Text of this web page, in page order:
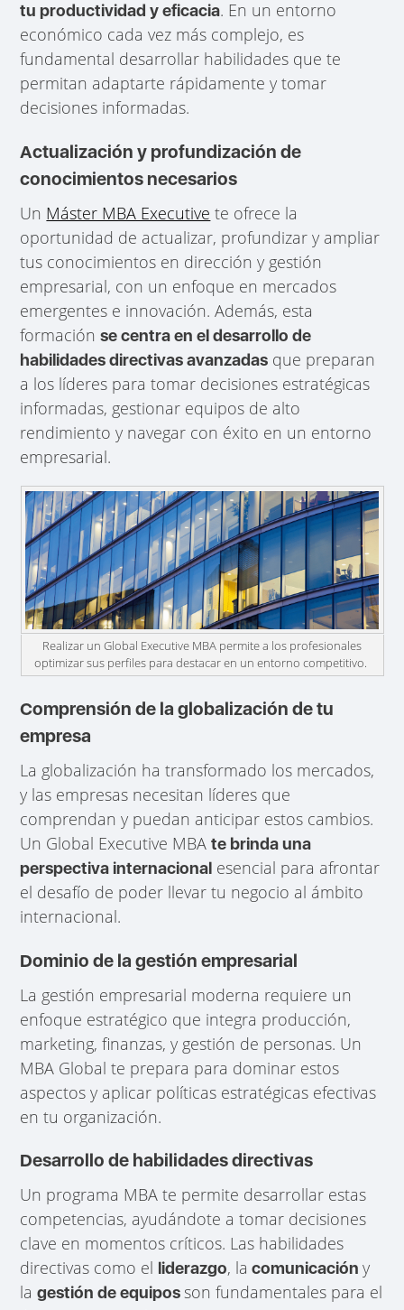
tu productividad y eficacia. En un entorno
económico cada vez más complejo, es
fundamental desarrollar habilidades que te
permitan adaptarte rápidamente y tomar
decisiones informadas.
Actualización y profundización de
conocimientos necesarios
Un Máster MBA Executive te ofrece la
oportunidad de actualizar, profundizar y ampliar
tus conocimientos en dirección y gestión
empresarial, con un enfoque en mercados
emergentes e innovación. Además, esta
formaciónse centra en el desarrollo de
habilidades directivas avanzadas que preparan
a los líderes para tomar decisiones estratégicas
informadas, gestionar equipos de alto
rendimiento y navegar con éxito en un entorno
empresarial.
Realizar un Global Executive MBA permite a los profesionales
optimizar sus perfiles para destacar en un entorno competitivo.
Comprensión de la globalización de tu
empresa
La globalización ha transformado los mercados,
y las empresas necesitan líderes que
comprendan y puedan anticipar estos cambios.
Un Global Executive MBAte brinda una
perspectiva internacional esencial para afrontar
el desafío de poder llevar tu negocio al ámbito
internacional.
Dominio de la gestión empresarial
La gestión empresarial moderna requiere un
enfoque estratégico que integra producción,
marketing, finanzas, y gestión de personas. Un
MBA Global te prepara para dominar estos
aspectos y aplicar políticas estratégicas efectivas
en tu organización.
Desarrollo de habilidades directivas
Un programa MBA te permite desarrollar estas
competencias, ayudándote a tomar decisiones
clave en momentos críticos. Las habilidades
directivas como el liderazgo, la comunicacióny
lagestión de equiposson fundamentales para el